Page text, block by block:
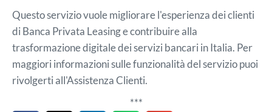
Questo servizio vuole migliorare l'esperienza dei clienti
di Banca Privata Leasing e contribuire alla
trasformazione digitale dei servizi bancari in Italia. Per
maggiori informazioni sulle funzionalità del servizio puoi
rivolgerti all'Assistenza Clienti.
***